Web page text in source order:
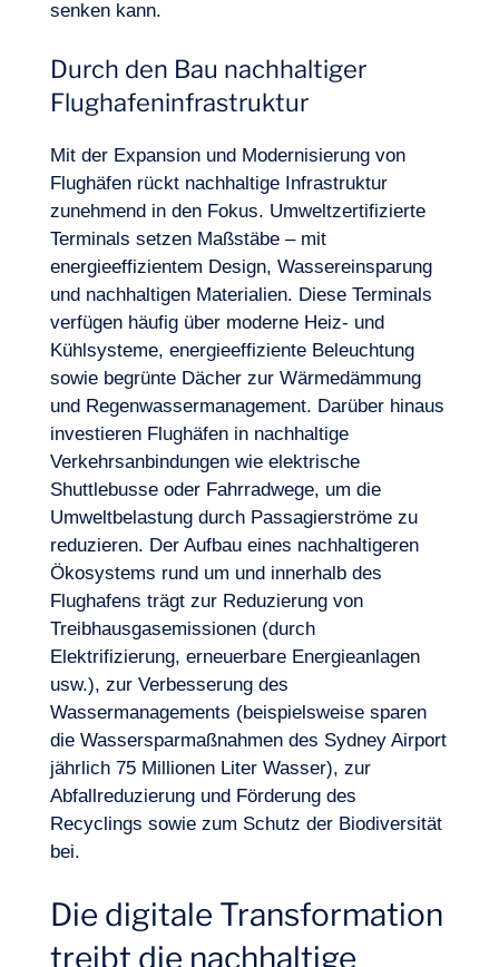
senken kann.
Durch den Bau nachhaltiger
Flughafeninfrastruktur
Mit der Expansion und Modernisierung von
Flughäfen rückt nachhaltige Infrastruktur
zunehmend in den Fokus. Umweltzertifizierte
Terminals setzen Maßstäbe – mit
energieeffizientem Design, Wassereinsparung
und nachhaltigen Materialien. Diese Terminals
verfügen häufig über moderne Heiz- und
Kühlsysteme, energieeffiziente Beleuchtung
sowie begrünte Dächer zur Wärmedämmung
und Regenwassermanagement. Darüber hinaus
investieren Flughäfen in nachhaltige
Verkehrsanbindungen wie elektrische
Shuttlebusse oder Fahrradwege, um die
Umweltbelastung durch Passagierströme zu
reduzieren. Der Aufbau eines nachhaltigeren
Ökosystems rund um und innerhalb des
Flughafens trägt zur Reduzierung von
Treibhausgasemissionen (durch
Elektrifizierung, erneuerbare Energieanlagen
usw.), zur Verbesserung des
Wassermanagements (beispielsweise sparen
die Wassersparmaßnahmen des Sydney Airport
jährlich 75 Millionen Liter Wasser), zur
Abfallreduzierung und Förderung des
Recyclings sowie zum Schutz der Biodiversität
bei.
Die digitale Transformation
treibt die nachhaltige